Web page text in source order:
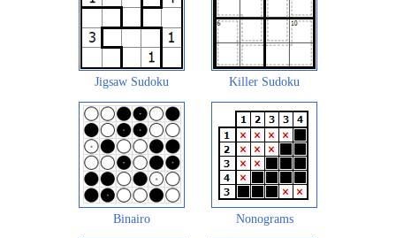
Jigsaw Sudoku Killer Sudoku
Binairo Nonograms